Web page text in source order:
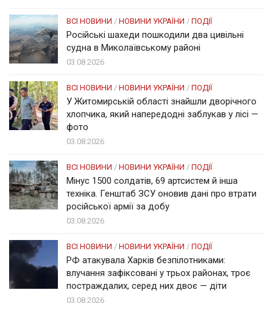
ВСІ НОВИНИ / НОВИНИ УКРАЇНИ / ПОДІЇ
Російські шахеди пошкодили два цивільні
судна в Миколаївському районі
03.08.2026
ВСІ НОВИНИ / НОВИНИ УКРАЇНИ / ПОДІЇ
У Житомирській області знайшли дворічного
хлопчика, який напередодні заблукав у лісі —
фото
03.08.2026
ВСІ НОВИНИ / НОВИНИ УКРАЇНИ / ПОДІЇ
Мінус 1500 солдатів, 69 артсистем й інша
техніка. Генштаб ЗСУ оновив дані про втрати
російської армії за добу
03.08.2026
ВСІ НОВИНИ / НОВИНИ УКРАЇНИ / ПОДІЇ
РФ атакувала Харків безпілотниками:
влучання зафіксовані у трьох районах, троє
постраждалих, серед них двоє — діти
03.08.2026